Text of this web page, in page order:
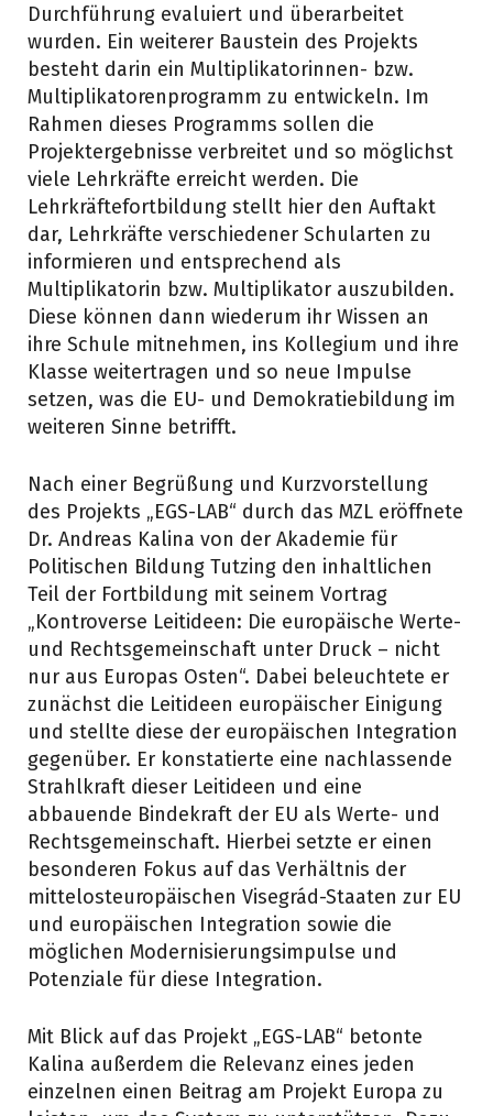
Durchführung evaluiert und überarbeitet
wurden. Ein weiterer Baustein des Projekts
besteht darin ein Multiplikatorinnen- bzw.
Multiplikatorenprogramm zu entwickeln. Im
Rahmen dieses Programms sollen die
Projektergebnisse verbreitet und so möglichst
viele Lehrkräfte erreicht werden. Die
Lehrkräftefortbildung stellt hier den Auftakt
dar, Lehrkräfte verschiedener Schularten zu
informieren und entsprechend als
Multiplikatorin bzw. Multiplikator auszubilden.
Diese können dann wiederum ihr Wissen an
ihre Schule mitnehmen, ins Kollegium und ihre
Klasse weitertragen und so neue Impulse
setzen, was die EU- und Demokratiebildung im
weiteren Sinne betrifft.
Nach einer Begrüßung und Kurzvorstellung
des Projekts „EGS-LAB“ durch das MZL eröffnete
Dr. Andreas Kalina von der Akademie für
Politischen Bildung Tutzing den inhaltlichen
Teil der Fortbildung mit seinem Vortrag
„Kontroverse Leitideen: Die europäische Werte-
und Rechtsgemeinschaft unter Druck – nicht
nur aus Europas Osten“. Dabei beleuchtete er
zunächst die Leitideen europäischer Einigung
und stellte diese der europäischen Integration
gegenüber. Er konstatierte eine nachlassende
Strahlkraft dieser Leitideen und eine
abbauende Bindekraft der EU als Werte- und
Rechtsgemeinschaft. Hierbei setzte er einen
besonderen Fokus auf das Verhältnis der
mittelosteuropäischen Visegrád-Staaten zur EU
und europäischen Integration sowie die
möglichen Modernisierungsimpulse und
Potenziale für diese Integration.
Mit Blick auf das Projekt „EGS-LAB“ betonte
Kalina außerdem die Relevanz eines jeden
einzelnen einen Beitrag am Projekt Europa zu